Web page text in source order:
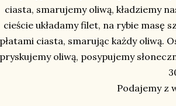
ciasta, smarujemy oliwą, kładziemy
cieście układamy filet, na rybie masę
płatami ciasta, smarując każdy oliwą.
oliwą, posypujemy
Podajemy z